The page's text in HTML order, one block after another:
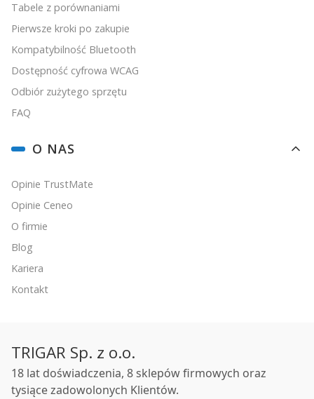
Tabele z porównaniami
Pierwsze kroki po zakupie
Kompatybilność Bluetooth
Dostępność cyfrowa WCAG
Odbiór zużytego sprzętu
FAQ
O NAS
Opinie TrustMate
Opinie Ceneo
O firmie
Blog
Kariera
Kontakt
TRIGAR Sp. z o.o.
18 lat doświadczenia, 8 sklepów firmowych oraz
tysiące zadowolonych Klientów.